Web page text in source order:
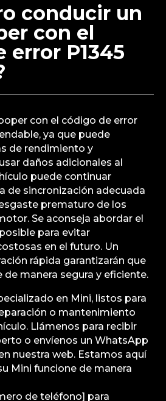
conducir un
con el
error P1345
con el código de error
ya que puede
de rendimiento y
daños adicionales al
puede continuar
de sincronización adecuada
prematuro de los
Se aconseja abordar el
para evitar
en el futuro. Un
rápida garantizarán que
de manera segura y eficiente.
en Mini, listos para
o mantenimiento
Llámenos para recibir
o envíenos un WhatsApp
nuestra web. Estamos aquí
Mini funcione de manera
de teléfono] para